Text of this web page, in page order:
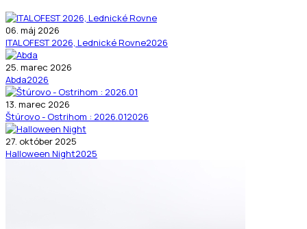
06. máj 2026
ITALOFEST 2026, Lednické Rovne2026
25. marec 2026
Abda2026
13. marec 2026
Štúrovo - Ostrihom : 2026.012026
27. október 2025
Halloween Night2025